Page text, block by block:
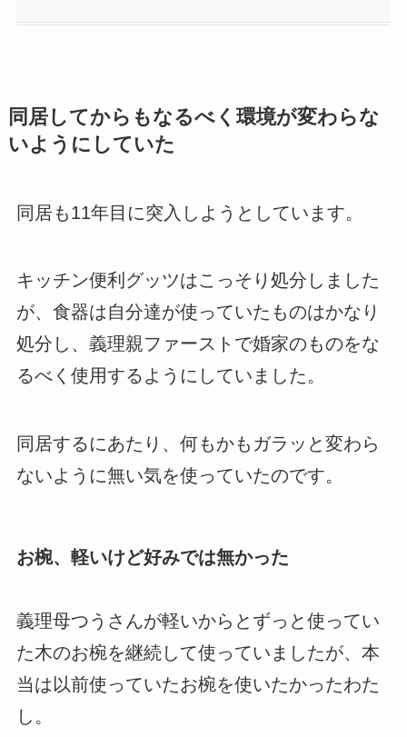
同居してからもなるべく環境が変わらな
いようにしていた
同居も11年目に突入しようとしています。
キッチン便利グッツはこっそり処分しました
が、食器は自分達が使っていたものはかなり
処分し、義理親ファーストで婚家のものをな
るべく使用するようにしていました。
同居するにあたり、何もかもガラッと変わら
ないように無い気を使っていたのです。
お椀、軽いけど好みでは無かった
義理母つうさんが軽いからとずっと使ってい
た木のお椀を継続して使っていましたが、本
当は以前使っていたお椀を使いたかったわた
し。